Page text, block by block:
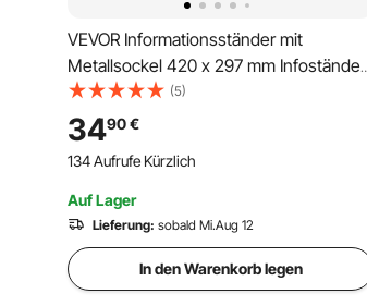
VEVOR Informationsständer mit
Metallsockel 420 x 297 mm Infoständer
Verstellbarer Blickwinkel per Drehknopf
Posterständer, Robuster
Bodenstehender Schilderhalter
Aufsteller für Displays, Werbung
(5)
3490€
134 Aufrufe Kürzlich
Auf Lager
Lieferung: sobald Mi.Aug 12
In den Warenkorb legen